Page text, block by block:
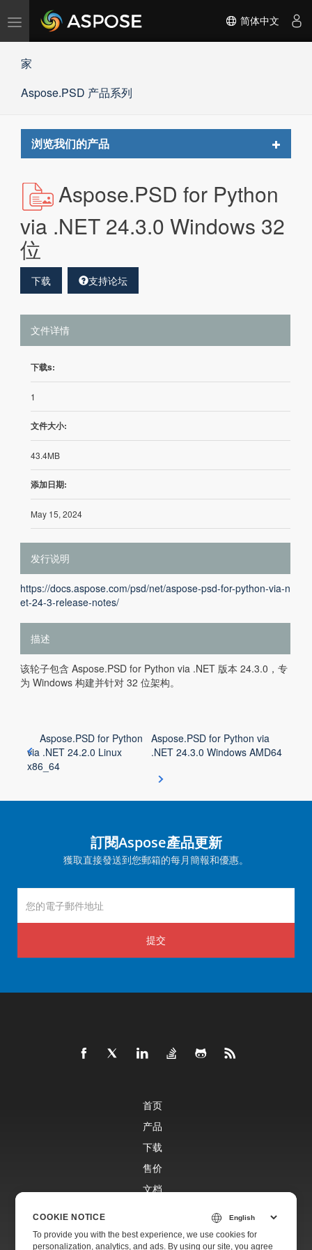
切
航
简体中文
家
Aspose.PSD 产品系列
浏览我们的产品
Toggle
Aspose.PSD for Python
via .NET 24.3.0 Windows 32
位
下载 支持论坛
文件详情
下载s:
1
文件大小:
43.4MB
添加日期:
May 15, 2024
发行说明
https://docs.aspose.com/psd/net/aspose-psd-for-python-via-n
et-24-3-release-notes/
描述
该轮子包含 Aspose.PSD for Python via .NET 版本 24.3.0，专
为 Windows 构建并针对 32 位架构。
Aspose.PSD for Python
via .NET 24.2.0 Linux
x86_64
Aspose.PSD for Python via
.NET 24.3.0 Windows AMD64
訂閱Aspose產品更新
獲取直接發送到您郵箱的每月簡報和優惠。
提交
首页
产品
下载
售价
文档
COOKIE NOTICE
To provide you with the best experience, we use cookies for
personalization, analytics, and ads. By using our site, you agree